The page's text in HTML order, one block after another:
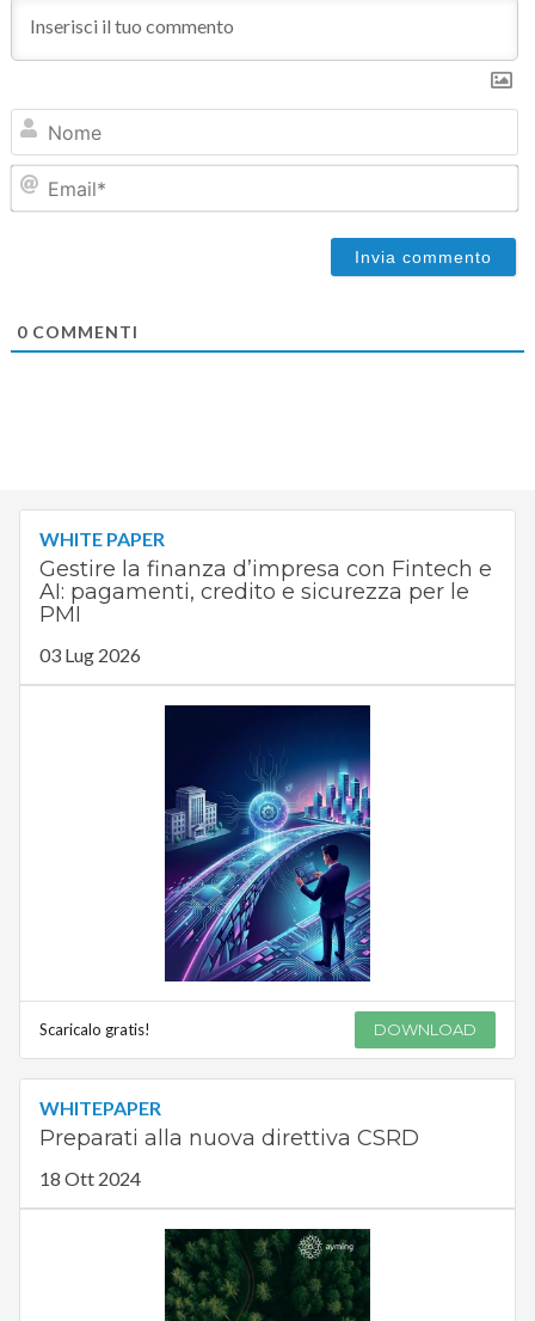
0COMMENTI
WHITE PAPER
Gestire la finanza d’impresa con Fintech e
AI: pagamenti, credito e sicurezza per le
PMI
03 Lug 2026
Scaricalo gratis! DOWNLOAD
WHITEPAPER
Preparati alla nuova direttiva CSRD
18 Ott 2024